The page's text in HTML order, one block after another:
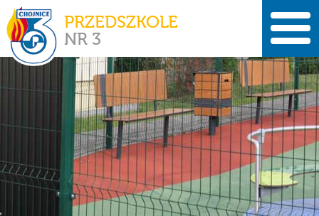
PRZEDSZKOLE
NR 3